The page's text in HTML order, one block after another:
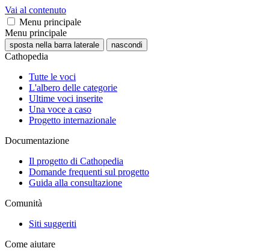
Vai al contenuto
Menu principale
Menu principale
sposta nella barra laterale nascondi
Cathopedia
Tutte le voci
L'albero delle categorie
Ultime voci inserite
Una voce a caso
Progetto internazionale
Documentazione
Il progetto di Cathopedia
Domande frequenti sul progetto
Guida alla consultazione
Comunità
Siti suggeriti
Come aiutare